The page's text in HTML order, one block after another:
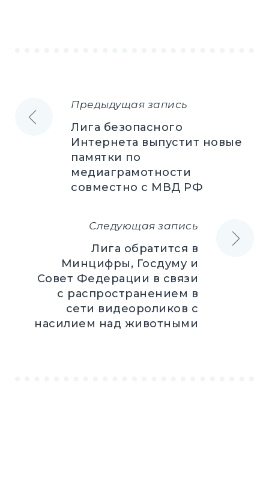
Навигация
записям
Предыдущая запись
Лига безопасного
Интернета выпустит новые
памятки по
медиаграмотности
совместно с МВД РФ
Следующая запись
Лига обратится в
Минцифры, Госдуму и
Совет Федерации в связи
с распространением в
сети видеороликов с
насилием над животными